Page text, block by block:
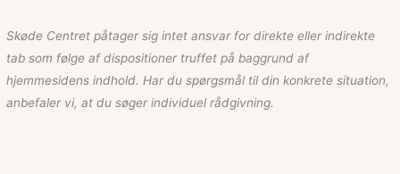
Skøde Centret påtager sig intet ansvar for direkte eller indirekte
tab som følge af dispositioner truffet på baggrund af
hjemmesidens indhold. Har du spørgsmål til din konkrete situation,
anbefaler vi, at du søger individuel rådgivning.